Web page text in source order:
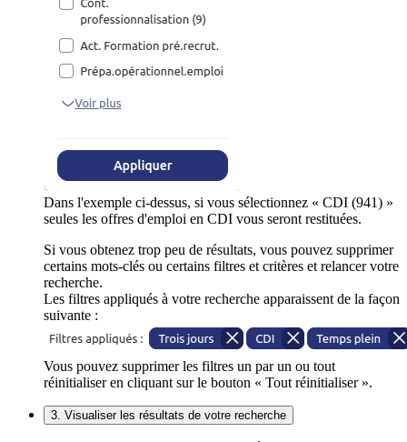
Dans l'exemple ci-dessus, si vous sélectionnez « CDI (941) »
seules les offres d'emploi en CDI vous seront restituées.
Si vous obtenez trop peu de résultats, vous pouvez supprimer
certains mots-clés ou certains filtres et critères et relancer votre
recherche.
Les filtres appliqués à votre recherche apparaissent de la façon
suivante :
Vous pouvez supprimer les filtres un par un ou tout
réinitialiser en cliquant sur le bouton « Tout réinitialiser ».
3. Visualiser les résultats de votre recherche